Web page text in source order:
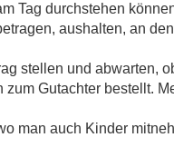
Tag durchstehen
aushalten, an
stellen und abwarten,
Gutachter bestellt.
man auch Kinder